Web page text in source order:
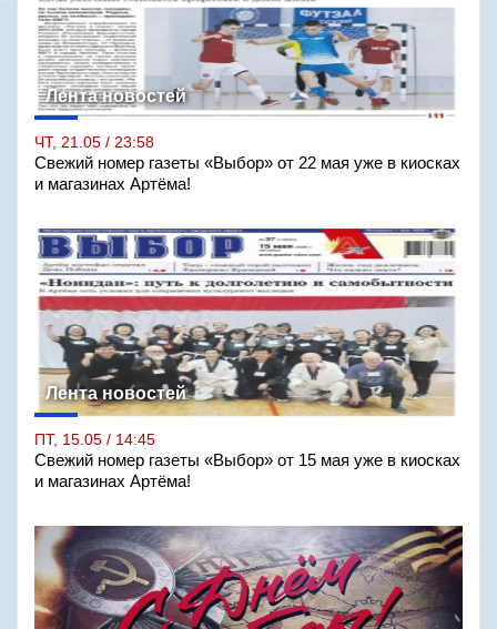
Лента новостей
ЧТ, 21.05 / 23:58
Свежий номер газеты «Выбор» от 22 мая уже в киосках
и магазинах Артёма!
Лента новостей
ПТ, 15.05 / 14:45
Свежий номер газеты «Выбор» от 15 мая уже в киосках
и магазинах Артёма!